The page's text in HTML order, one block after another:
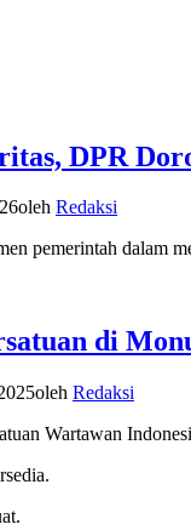
DPR
oleh Redaksi
pemerintah dalam
di
oleh Redaksi
Wartawan